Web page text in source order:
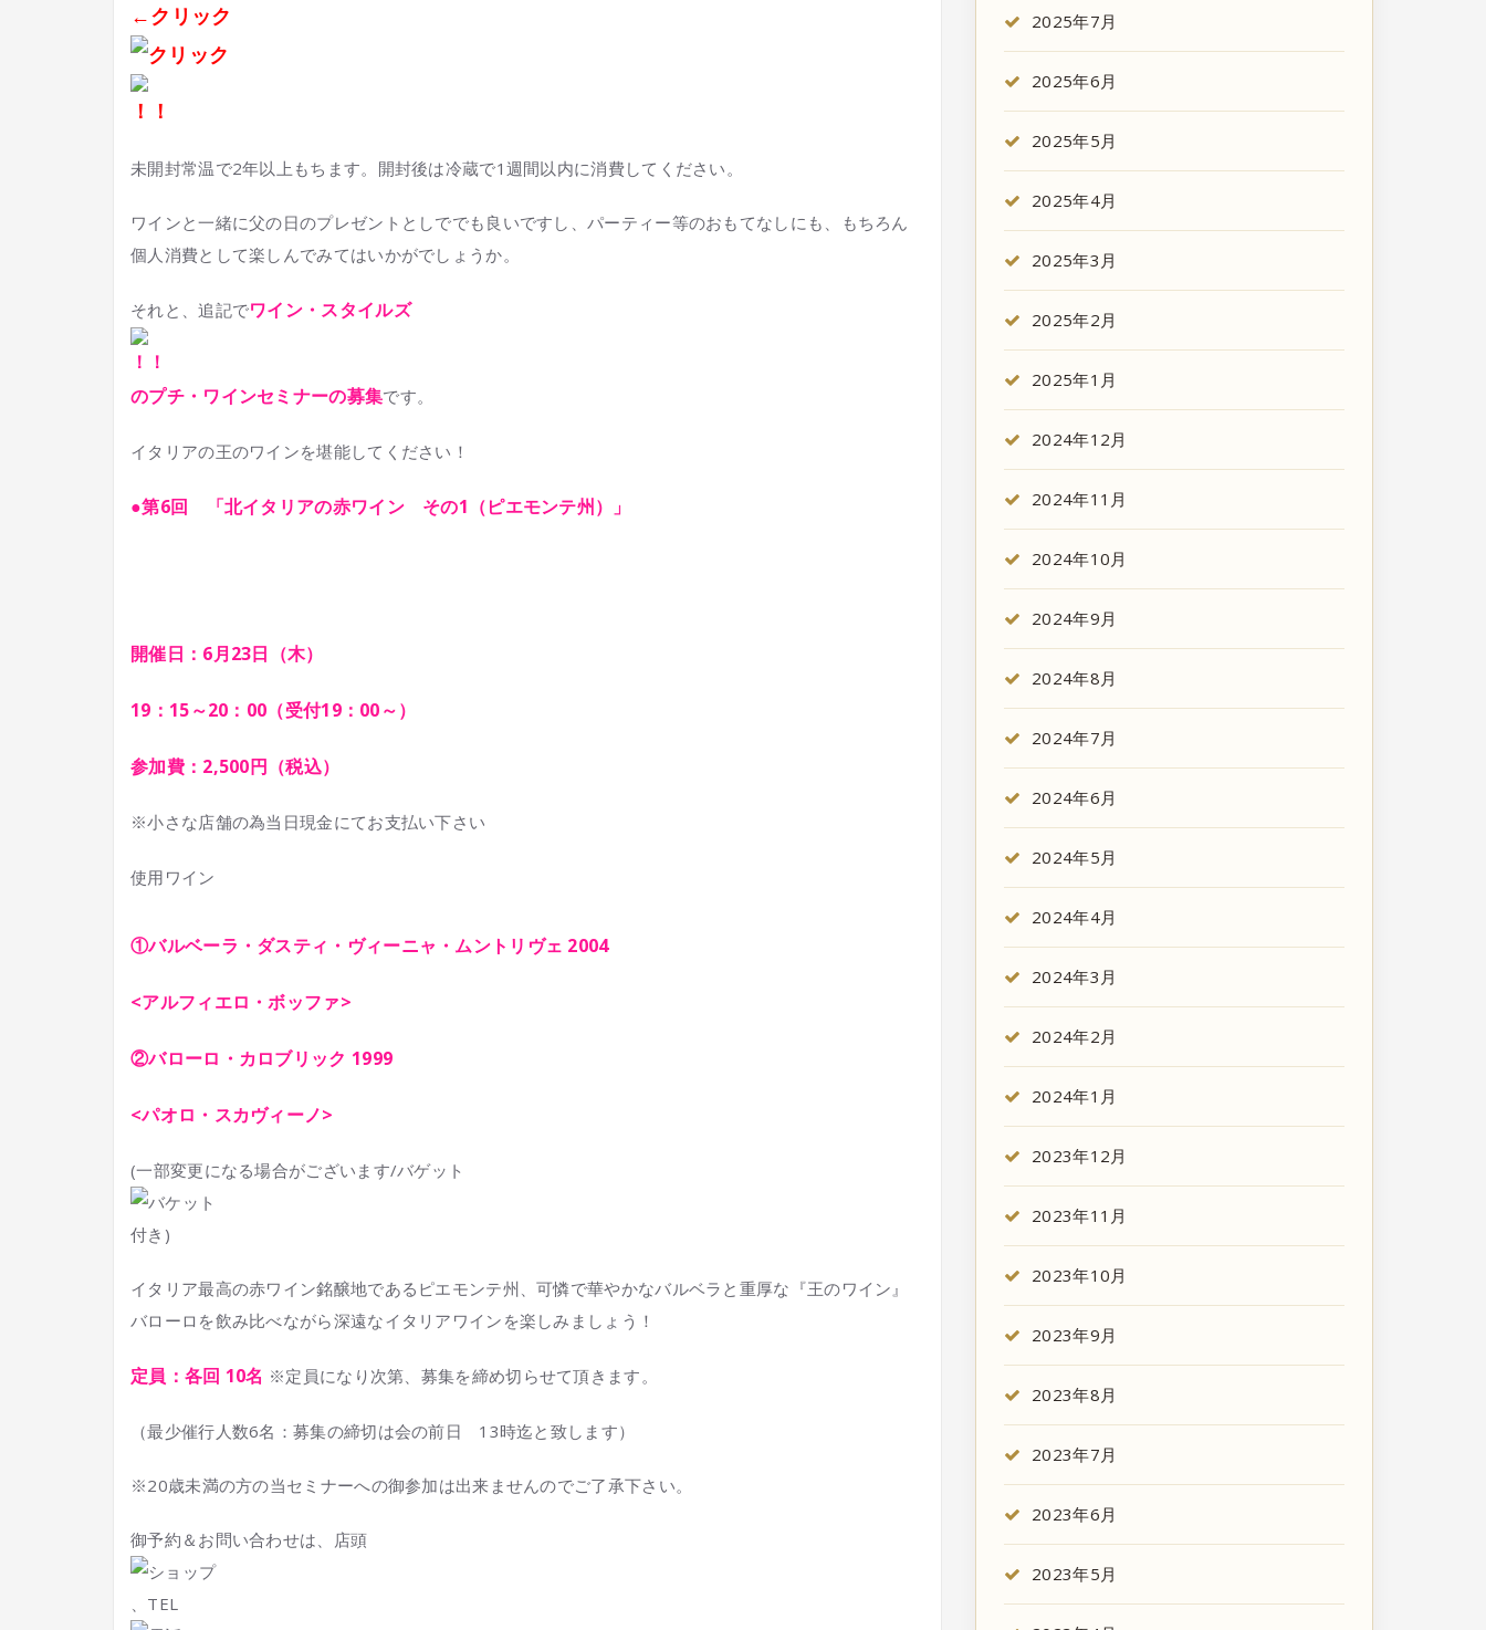
←クリック
未開封常温で2年以上もちます。開封後は冷蔵で1週間以内に消費してください。
ワインと一緒に父の日のプレゼントとしででも良いですし、パーティー等のおもてなしにも、もちろん
個人消費として楽しんでみてはいかがでしょうか。
それと、追記でワイン・スタイルズ
のプチ・ワインセミナーの募集です。
イタリアの王のワインを堪能してください！
●第6回 「北イタリアの赤ワイン その1（ピエモンテ州）」
開催日：6月23日（木）
19：15～20：00（受付19：00～）
参加費：2,500円（税込）
※小さな店舗の為当日現金にてお支払い下さい
使用ワイン
①バルベーラ・ダスティ・ヴィーニャ・ムントリヴェ 2004
<アルフィエロ・ボッファ>
②バローロ・カロブリック 1999
<パオロ・スカヴィーノ>
(一部変更になる場合がございます/バゲット
付き)
イタリア最高の赤ワイン銘醸地であるピエモンテ州、可憐で華やかなバルベラと重厚な『王のワイン』
バローロを飲み比べながら深遠なイタリアワインを楽しみましょう！
定員：各回 10名 ※定員になり次第、募集を締め切らせて頂きます。
（最少催行人数6名：募集の締切は会の前日 13時迄と致します）
※20歳未満の方の当セミナーへの御参加は出来ませんのでご了承下さい。
御予約＆お問い合わせは、店頭
、TEL
2025年7月
2025年6月
2025年5月
2025年4月
2025年3月
2025年2月
2025年1月
2024年12月
2024年11月
2024年10月
2024年9月
2024年8月
2024年7月
2024年6月
2024年5月
2024年4月
2024年3月
2024年2月
2024年1月
2023年12月
2023年11月
2023年10月
2023年9月
2023年8月
2023年7月
2023年6月
2023年5月